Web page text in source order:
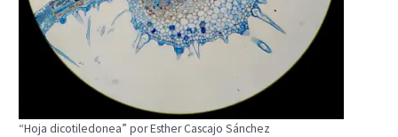
“Hoja dicotiledonea” por Esther Cascajo Sánchez